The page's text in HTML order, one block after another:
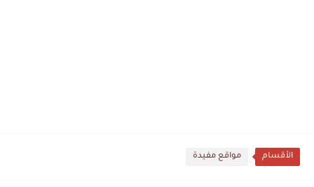
الأقسام مواقع مفيدة